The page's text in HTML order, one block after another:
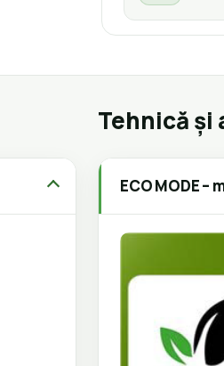
Tehnică și
ECO MODE